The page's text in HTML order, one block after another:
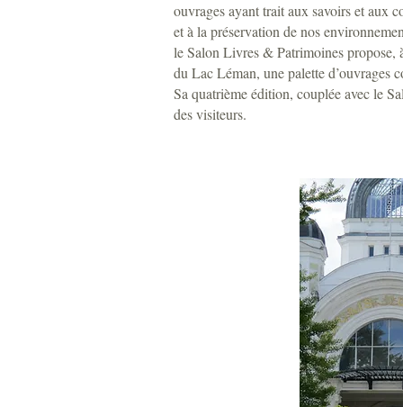
ouvrages ayant trait aux savoirs et aux
et à la préservation de nos
le Salon Livres & Patrimoines propose,
du Lac Léman, une palette d’ouvrages
Sa quatrième édition, couplée avec le
des visiteurs.